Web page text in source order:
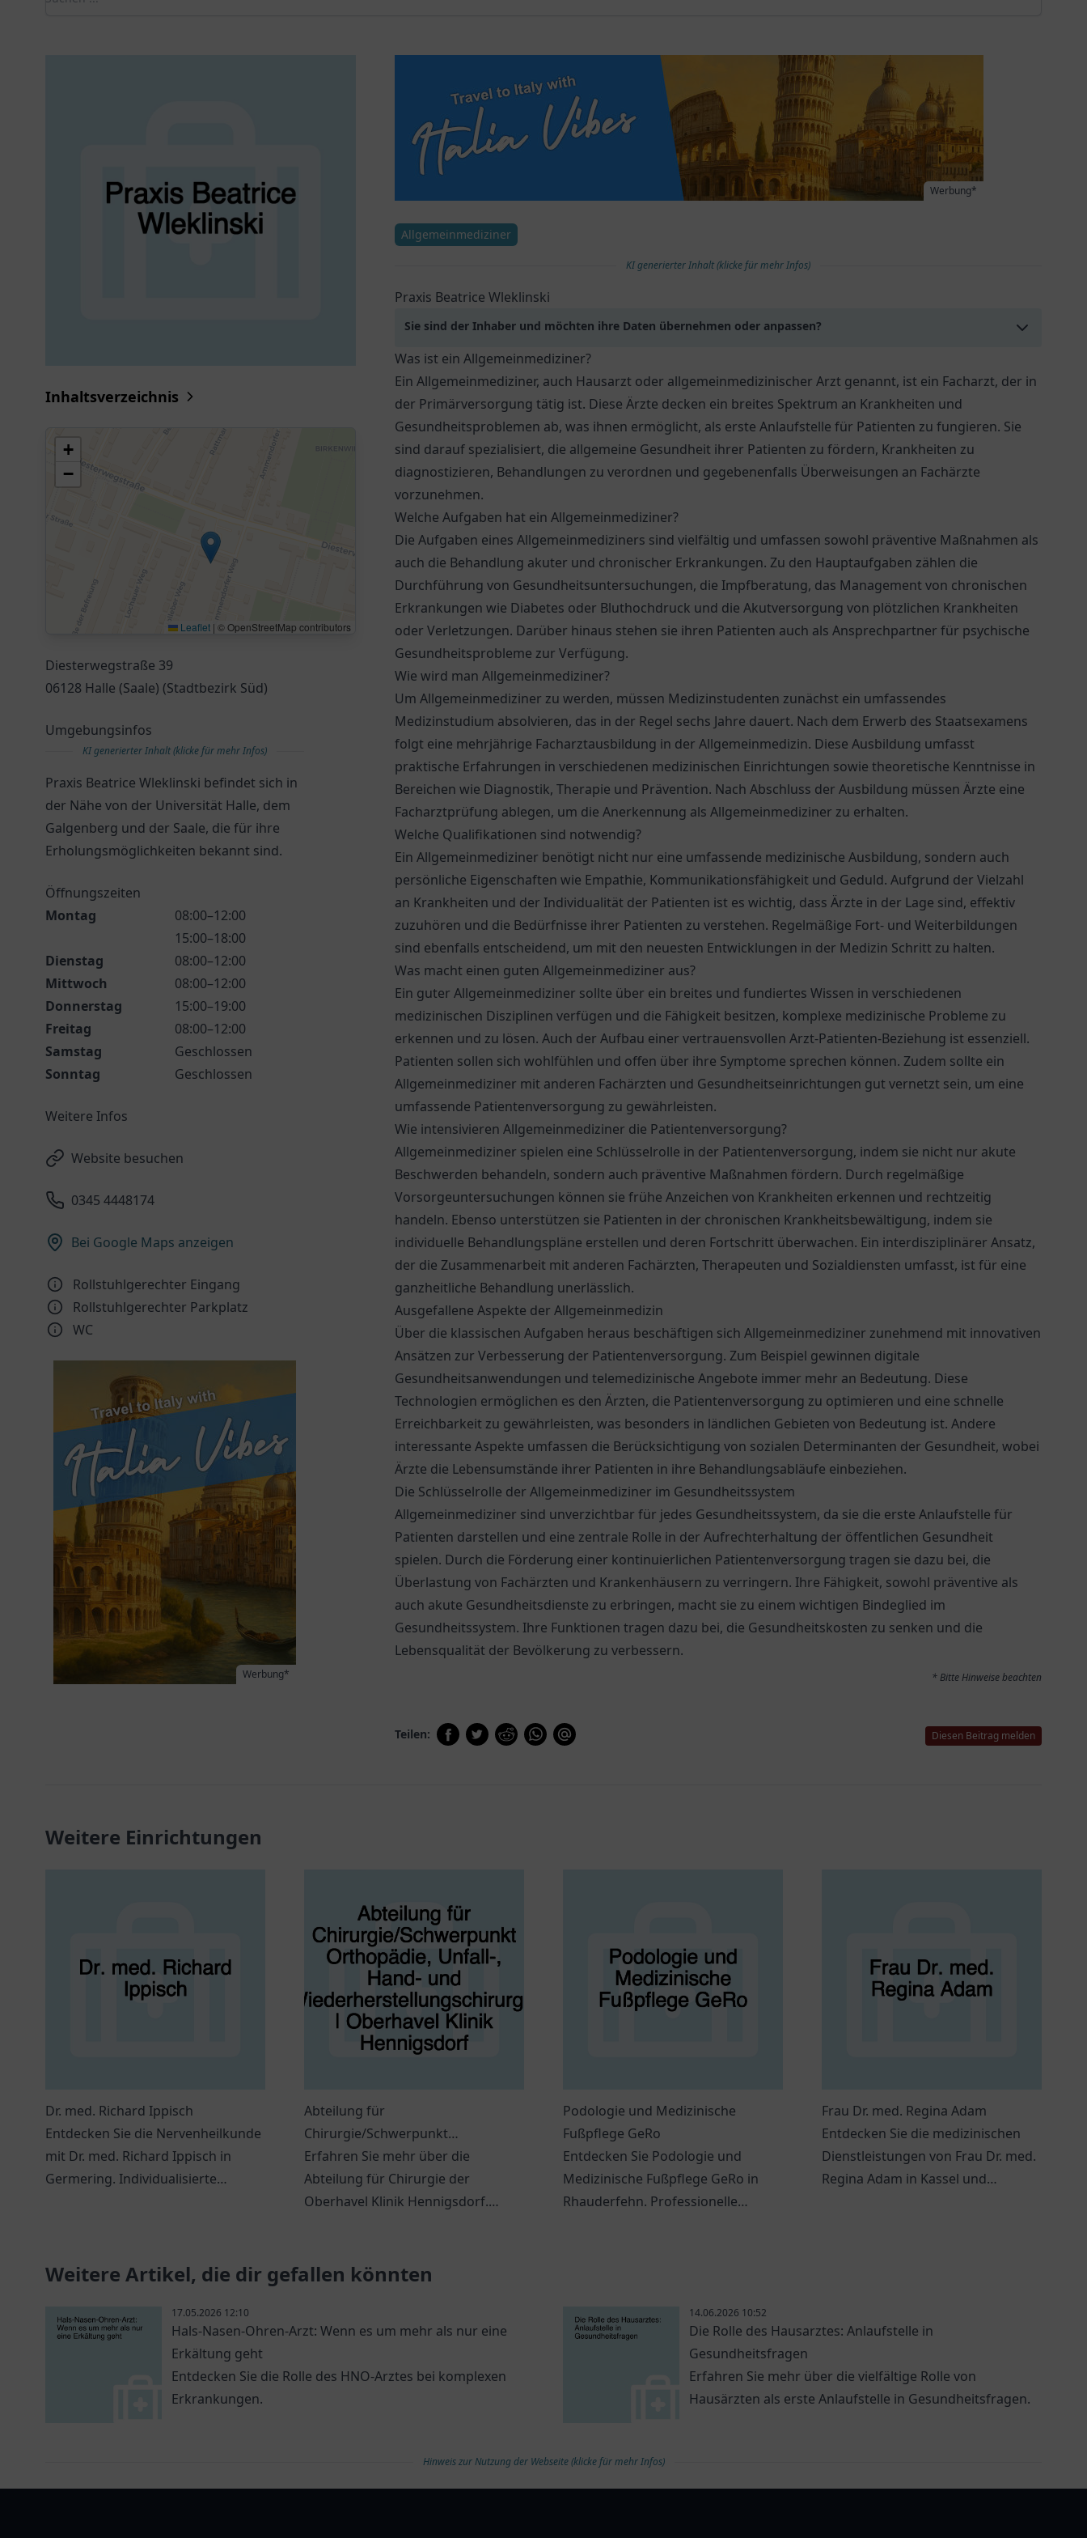
Inhaltsverzeichnis
+
−
Leaflet | © OpenStreetMap contributors
Diesterwegstraße 39
06128 Halle (Saale) (Stadtbezirk Süd)
Umgebungsinfos
KI generierter Inhalt (klicke für mehr Infos)
Praxis Beatrice Wleklinski befindet sich in
der Nähe von der Universität Halle, dem
Galgenberg und der Saale, die für ihre
Erholungsmöglichkeiten bekannt sind.
Öffnungszeiten
Montag
08:00–12:00
15:00–18:00
Dienstag
08:00–12:00
Mittwoch
08:00–12:00
Donnerstag
15:00–19:00
Freitag
08:00–12:00
Samstag
Geschlossen
Sonntag
Geschlossen
Weitere Infos
Website besuchen
0345 4448174
Bei Google Maps anzeigen
Rollstuhlgerechter Eingang
Rollstuhlgerechter Parkplatz
WC
Werbung*
Werbung*
Allgemeinmediziner
KI generierter Inhalt (klicke für mehr Infos)
Praxis Beatrice Wleklinski
Sie sind der Inhaber und möchten ihre Daten übernehmen oder anpassen?
Was ist ein Allgemeinmediziner?
Ein Allgemeinmediziner, auch Hausarzt oder allgemeinmedizinischer Arzt genannt, ist ein Facharzt, der in
der Primärversorgung tätig ist. Diese Ärzte decken ein breites Spektrum an Krankheiten und
Gesundheitsproblemen ab, was ihnen ermöglicht, als erste Anlaufstelle für Patienten zu fungieren. Sie
sind darauf spezialisiert, die allgemeine Gesundheit ihrer Patienten zu fördern, Krankheiten zu
diagnostizieren, Behandlungen zu verordnen und gegebenenfalls Überweisungen an Fachärzte
vorzunehmen.
Welche Aufgaben hat ein Allgemeinmediziner?
Die Aufgaben eines Allgemeinmediziners sind vielfältig und umfassen sowohl präventive Maßnahmen als
auch die Behandlung akuter und chronischer Erkrankungen. Zu den Hauptaufgaben zählen die
Durchführung von Gesundheitsuntersuchungen, die Impfberatung, das Management von chronischen
Erkrankungen wie Diabetes oder Bluthochdruck und die Akutversorgung von plötzlichen Krankheiten
oder Verletzungen. Darüber hinaus stehen sie ihren Patienten auch als Ansprechpartner für psychische
Gesundheitsprobleme zur Verfügung.
Wie wird man Allgemeinmediziner?
Um Allgemeinmediziner zu werden, müssen Medizinstudenten zunächst ein umfassendes
Medizinstudium absolvieren, das in der Regel sechs Jahre dauert. Nach dem Erwerb des Staatsexamens
folgt eine mehrjährige Facharztausbildung in der Allgemeinmedizin. Diese Ausbildung umfasst
praktische Erfahrungen in verschiedenen medizinischen Einrichtungen sowie theoretische Kenntnisse in
Bereichen wie Diagnostik, Therapie und Prävention. Nach Abschluss der Ausbildung müssen Ärzte eine
Facharztprüfung ablegen, um die Anerkennung als Allgemeinmediziner zu erhalten.
Welche Qualifikationen sind notwendig?
Ein Allgemeinmediziner benötigt nicht nur eine umfassende medizinische Ausbildung, sondern auch
persönliche Eigenschaften wie Empathie, Kommunikationsfähigkeit und Geduld. Aufgrund der Vielzahl
an Krankheiten und der Individualität der Patienten ist es wichtig, dass Ärzte in der Lage sind, effektiv
zuzuhören und die Bedürfnisse ihrer Patienten zu verstehen. Regelmäßige Fort- und Weiterbildungen
sind ebenfalls entscheidend, um mit den neuesten Entwicklungen in der Medizin Schritt zu halten.
Was macht einen guten Allgemeinmediziner aus?
Ein guter Allgemeinmediziner sollte über ein breites und fundiertes Wissen in verschiedenen
medizinischen Disziplinen verfügen und die Fähigkeit besitzen, komplexe medizinische Probleme zu
erkennen und zu lösen. Auch der Aufbau einer vertrauensvollen Arzt-Patienten-Beziehung ist essenziell.
Patienten sollen sich wohlfühlen und offen über ihre Symptome sprechen können. Zudem sollte ein
Allgemeinmediziner mit anderen Fachärzten und Gesundheitseinrichtungen gut vernetzt sein, um eine
umfassende Patientenversorgung zu gewährleisten.
Wie intensivieren Allgemeinmediziner die Patientenversorgung?
Allgemeinmediziner spielen eine Schlüsselrolle in der Patientenversorgung, indem sie nicht nur akute
Beschwerden behandeln, sondern auch präventive Maßnahmen fördern. Durch regelmäßige
Vorsorgeuntersuchungen können sie frühe Anzeichen von Krankheiten erkennen und rechtzeitig
handeln. Ebenso unterstützen sie Patienten in der chronischen Krankheitsbewältigung, indem sie
individuelle Behandlungspläne erstellen und deren Fortschritt überwachen. Ein interdisziplinärer Ansatz,
der die Zusammenarbeit mit anderen Fachärzten, Therapeuten und Sozialdiensten umfasst, ist für eine
ganzheitliche Behandlung unerlässlich.
Ausgefallene Aspekte der Allgemeinmedizin
Über die klassischen Aufgaben heraus beschäftigen sich Allgemeinmediziner zunehmend mit innovativen
Ansätzen zur Verbesserung der Patientenversorgung. Zum Beispiel gewinnen digitale
Gesundheitsanwendungen und telemedizinische Angebote immer mehr an Bedeutung. Diese
Technologien ermöglichen es den Ärzten, die Patientenversorgung zu optimieren und eine schnelle
Erreichbarkeit zu gewährleisten, was besonders in ländlichen Gebieten von Bedeutung ist. Andere
interessante Aspekte umfassen die Berücksichtigung von sozialen Determinanten der Gesundheit, wobei
Ärzte die Lebensumstände ihrer Patienten in ihre Behandlungsabläufe einbeziehen.
Die Schlüsselrolle der Allgemeinmediziner im Gesundheitssystem
Allgemeinmediziner sind unverzichtbar für jedes Gesundheitssystem, da sie die erste Anlaufstelle für
Patienten darstellen und eine zentrale Rolle in der Aufrechterhaltung der öffentlichen Gesundheit
spielen. Durch die Förderung einer kontinuierlichen Patientenversorgung tragen sie dazu bei, die
Überlastung von Fachärzten und Krankenhäusern zu verringern. Ihre Fähigkeit, sowohl präventive als
auch akute Gesundheitsdienste zu erbringen, macht sie zu einem wichtigen Bindeglied im
Gesundheitssystem. Ihre Funktionen tragen dazu bei, die Gesundheitskosten zu senken und die
Lebensqualität der Bevölkerung zu verbessern.
* Bitte Hinweise beachten
Teilen: Diesen Beitrag melden
Weitere Einrichtungen
Dr. med. Richard Ippisch
Entdecken Sie die Nervenheilkunde
mit Dr. med. Richard Ippisch in
Germering. Individualisierte
Abteilung für
Chirurgie/Schwerpunkt
Orthopädie, Unfall-, Hand- und
Wiederherstellungschirurgie |
Oberhavel Klinik Hennigsdorf
Erfahren Sie mehr über die
Abteilung für Chirurgie der
Oberhavel Klinik Hennigsdorf.
Podologie und Medizinische
Fußpflege GeRo
Entdecken Sie Podologie und
Medizinische Fußpflege GeRo in
Rhauderfehn. Professionelle
Frau Dr. med. Regina Adam
Entdecken Sie die medizinischen
Dienstleistungen von Frau Dr. med.
Regina Adam in Kassel und
Weitere Artikel, die dir gefallen könnten
17.05.2026 12:10
Hals-Nasen-Ohren-Arzt: Wenn es um mehr als nur eine
Erkältung geht
Entdecken Sie die Rolle des HNO-Arztes bei komplexen
Erkrankungen.
14.06.2026 10:52
Die Rolle des Hausarztes: Anlaufstelle in
Gesundheitsfragen
Erfahren Sie mehr über die vielfältige Rolle von
Hausärzten als erste Anlaufstelle in Gesundheitsfragen.
Hinweis zur Nutzung der Webseite (klicke für mehr Infos)